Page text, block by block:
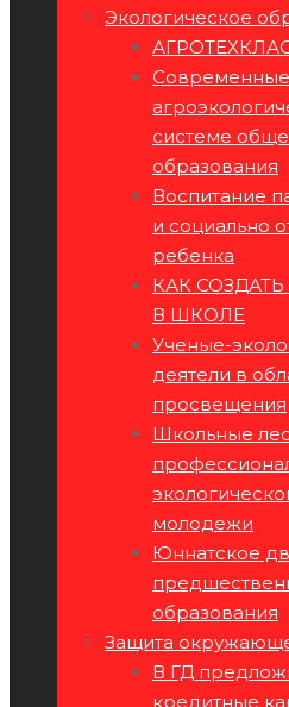
Экологическое
системе
образования
Воспитание
и социально
ребенка
КАК
В ШКОЛЕ
Ученые-
деятели в
просвещения
Школьные
молодежи
Юннатское
образования
Защита
В ГД
кредитные